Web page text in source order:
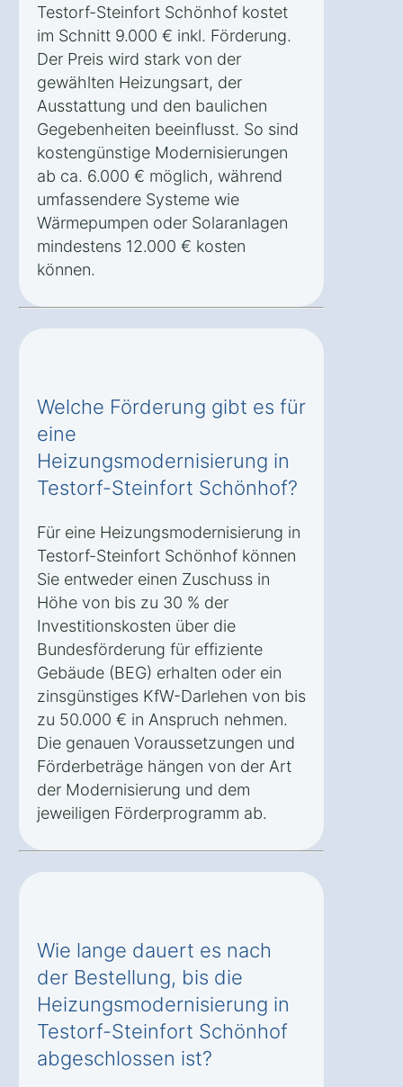
Testorf-Steinfort Schönhof kostet
im Schnitt 9.000 € inkl. Förderung.
Der Preis wird stark von der
gewählten Heizungsart, der
Ausstattung und den baulichen
Gegebenheiten beeinflusst. So sind
kostengünstige Modernisierungen
ab ca. 6.000 € möglich, während
umfassendere Systeme wie
Wärmepumpen oder Solaranlagen
mindestens 12.000 € kosten
können.
Welche Förderung gibt es für
eine
Heizungsmodernisierung in
Testorf-Steinfort Schönhof?
Für eine Heizungsmodernisierung in
Testorf-Steinfort Schönhof können
Sie entweder einen Zuschuss in
Höhe von bis zu 30 % der
Investitionskosten über die
Bundesförderung für effiziente
Gebäude (BEG) erhalten oder ein
zinsgünstiges KfW-Darlehen von bis
zu 50.000 € in Anspruch nehmen.
Die genauen Voraussetzungen und
Förderbeträge hängen von der Art
der Modernisierung und dem
jeweiligen Förderprogramm ab.
Wie lange dauert es nach
der Bestellung, bis die
Heizungsmodernisierung in
Testorf-Steinfort Schönhof
abgeschlossen ist?